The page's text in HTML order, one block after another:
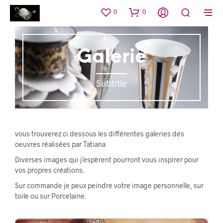
0 0
Galerie
Subtitle
vous trouverez ci dessous les différentes galeries des
oeuvres réalisées par Tatiana
Diverses images qui j’espèrent pourront vous inspirer pour
vos propres créations.
Sur commande je peux peindre votre image personnelle, sur
toile ou sur Porcelaine.